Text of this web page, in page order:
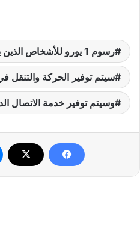
رسوم 1 يورو للأشخاص الذين يزيد طولهم عن 1.20 متر
سيتم توفير الحركة والتنقل
وسيتم توفير خدمة الاتصال